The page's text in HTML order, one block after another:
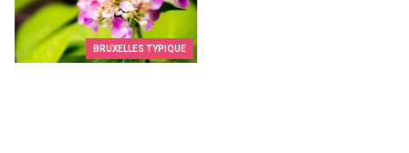
BRUXELLES TYPIQUE